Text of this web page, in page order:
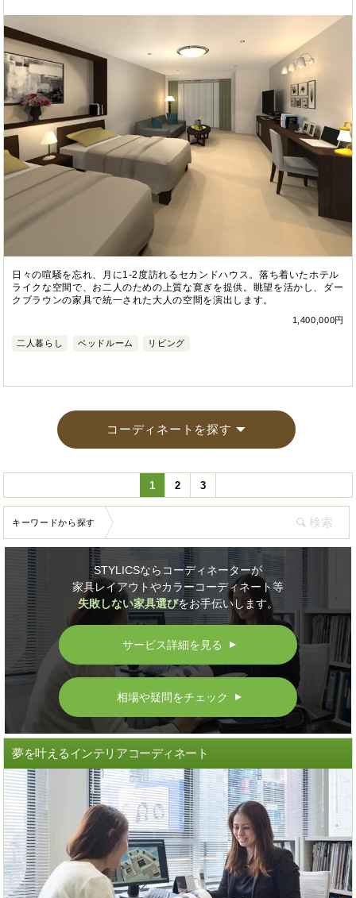
日々の喧騒を忘れ、月に1-2度訪れるセカンドハウス。落ち着いたホテル
ライクな空間で、お二人のための上質な寛ぎを提供。眺望を活かし、ダー
クブラウンの家具で統一された大人の空間を演出します。
1,400,000円
二人暮らし ベッドルーム リビング
コーディネートを探す
1 2 3
キーワードから探す
STYLICSならコーディネーターが
家具レイアウトやカラーコーディネート等
失敗しない家具選びをお手伝いします。
サービス詳細を見る ▲
相場や疑問をチェック ▲
夢を叶えるインテリアコーディネート